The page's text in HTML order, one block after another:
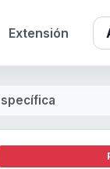
Extensión